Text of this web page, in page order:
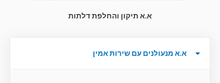
א.א תיקון והחלפת דלתות
א.א מנעולנים עם שירות אמין